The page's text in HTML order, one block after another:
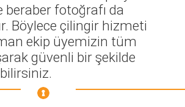
beraber fotoğrafı da
Böylece çilingir hizmeti
ekip üyemizin tüm
güvenli bir şekilde